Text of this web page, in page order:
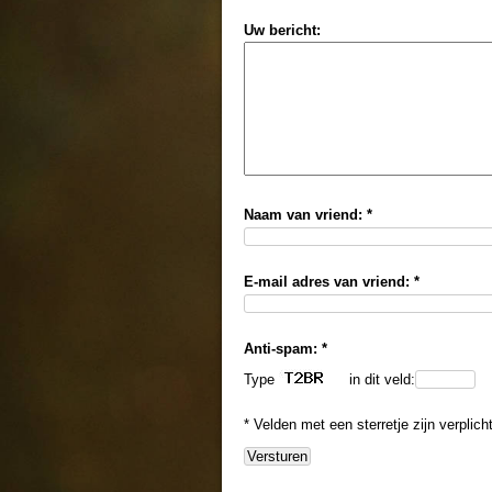
Uw bericht:
Naam van vriend: *
E-mail adres van vriend: *
Anti-spam: *
Type
in dit veld:
* Velden met een sterretje zijn verplicht